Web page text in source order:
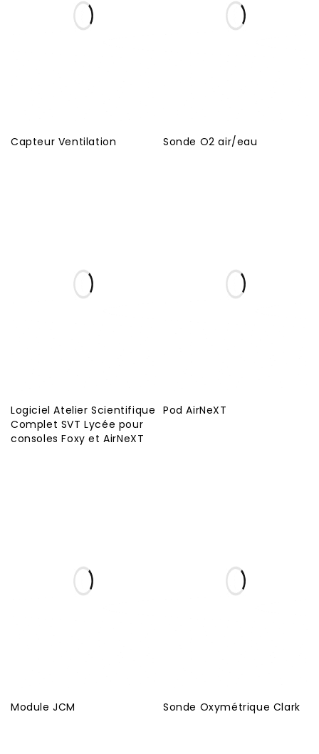
Capteur Ventilation Sonde O2 air/eau
Logiciel Atelier Scientifique
Complet SVT Lycée pour
consoles Foxy et AirNeXT
Pod AirNeXT
Module JCM Sonde Oxymétrique Clark